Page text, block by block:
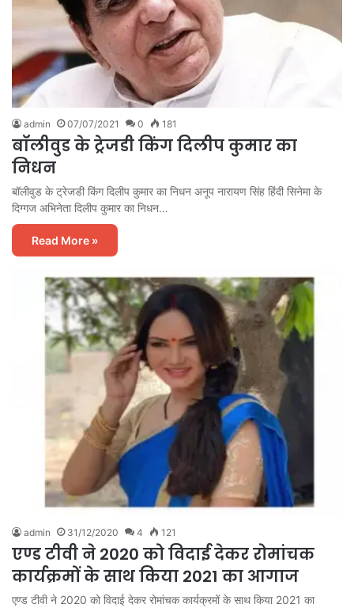
admin 07/07/2021 0 181
बॉलीवुड के ट्रेजडी किंग दिलीप कुमार का
निधन
बॉलीवुड के ट्रेजडी किंग दिलीप कुमार का निधन अनूप नारायण सिंह हिंदी सिनेमा के
दिग्गज अभिनेता दिलीप कुमार का निधन…
Read More »
admin 31/12/2020 4 121
एण्ड टीवी ने 2020 को विदाई देकर रोमांचक
कार्यक्रमों के साथ किया 2021 का आगाज
एण्ड टीवी ने 2020 को विदाई देकर रोमांचक कार्यक्रमों के साथ किया 2021 का